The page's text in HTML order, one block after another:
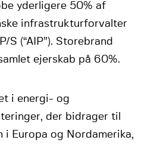
yderligere 50% af
infrastrukturforvalter
S (“AIP”). Storebrand
ejerskab på 60%.
i energi- og
der bidrager til
i Europa og Nordamerika,